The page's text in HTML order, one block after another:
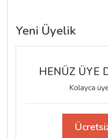
Yeni Üyelik
HENÜZ ÜYE
Kolayca